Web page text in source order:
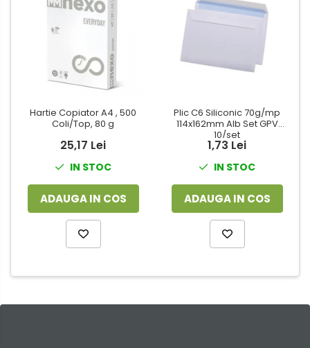
Hartie Copiator A4 , 500
Coli/Top, 80 g
25,17 Lei
IN STOC
ADAUGA IN COS
Plic C6 Siliconic 70g/mp
114x162mm Alb Set GPV
10/set
1,73 Lei
IN STOC
ADAUGA IN COS